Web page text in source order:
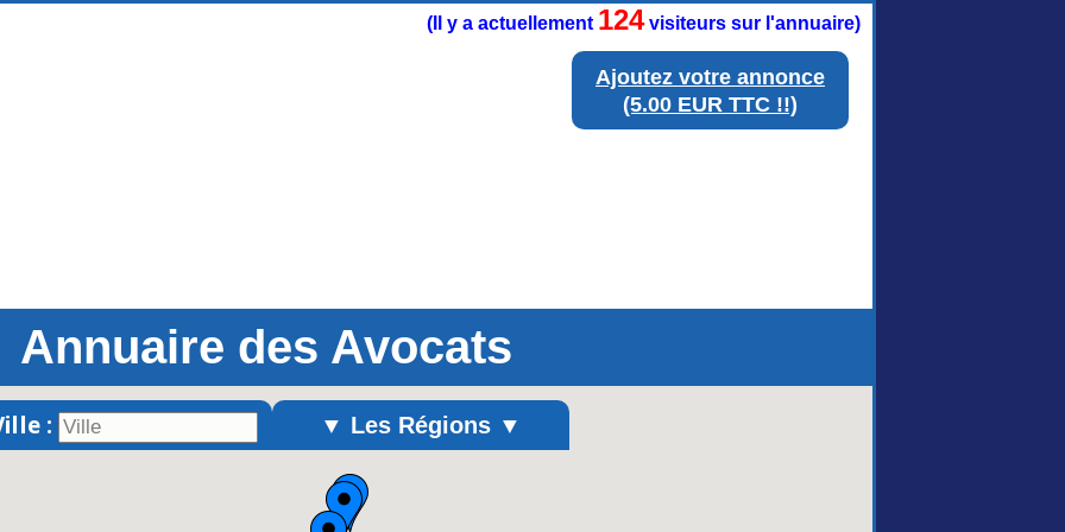
Ajoutez votre annonce
(5.00 EUR TTC !!)
(Il y a actuellement 124visiteurs sur l'annuaire)
Annuaire des Avocats
: ▼ Les Régions ▼